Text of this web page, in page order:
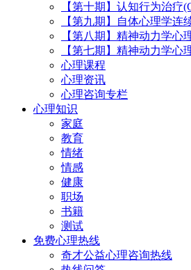
【第十期】认知行为治疗
【第九期】自体心理学连
【第八期】精神动力学心
【第七期】精神动力学心
心理课程
心理资讯
心理咨询专栏
心理知识
家庭
教育
情绪
情感
健康
职场
书籍
测试
免费心理热线
奇才公益心理咨询热线